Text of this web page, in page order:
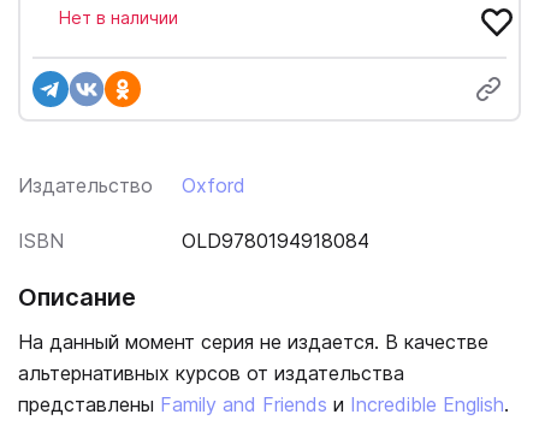
Издательство Oxford
ISBN OLD9780194918084
Нет в наличии
Описание
На данный момент серия не издается. В качестве
альтернативных курсов от издательства
представлены Family and Friends и Incredible English.